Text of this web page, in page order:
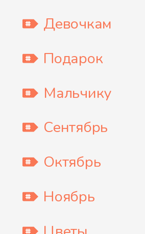
Девочкам
Подарок
Мальчику
Сентябрь
Октябрь
Ноябрь